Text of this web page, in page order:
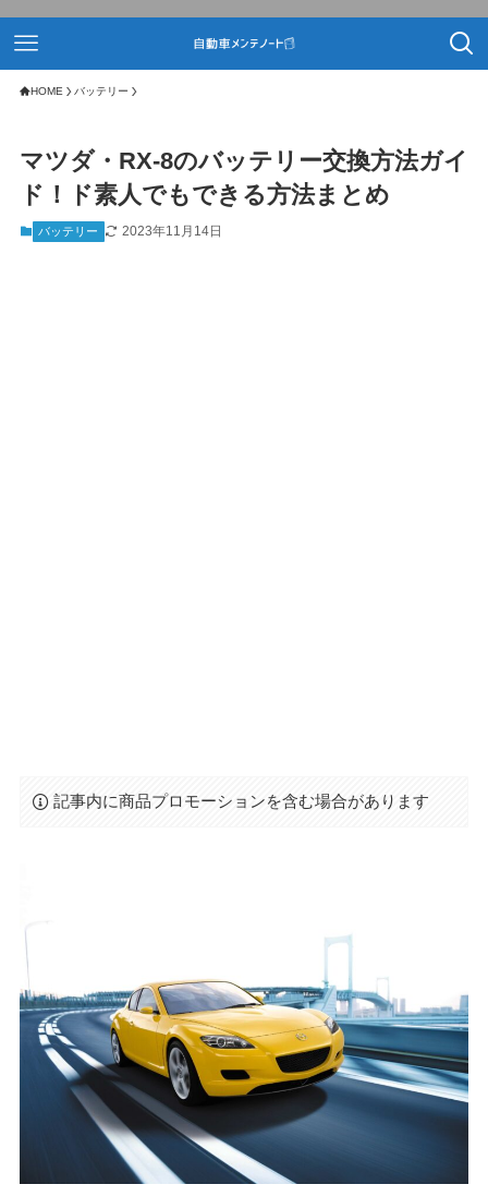
HOME バッテリー
マツダ・RX-8のバッテリー交換方法ガイ
ド！ド素人でもできる方法まとめ
バッテリー 2023年11月14日
記事内に商品プロモーションを含む場合があります